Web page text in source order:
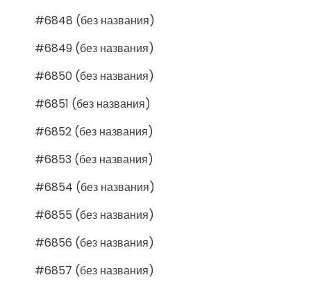
#6848 (без названия)
#6849 (без названия)
#6850 (без названия)
#6851 (без названия)
#6852 (без названия)
#6853 (без названия)
#6854 (без названия)
#6855 (без названия)
#6856 (без названия)
#6857 (без названия)